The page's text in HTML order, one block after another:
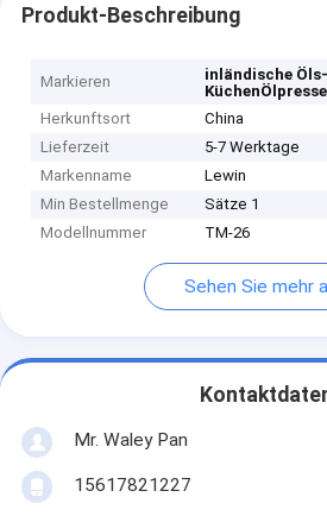
Produkt-Beschreibung
Markieren inländische
Herkunftsort
China
Lieferzeit
5-7 Werktage
Markenname
Lewin
Min Bestellmenge
Sätze 1
Modellnummer
TM-26
Sehen Sie mehr
Mr. Waley Pan
15617821227